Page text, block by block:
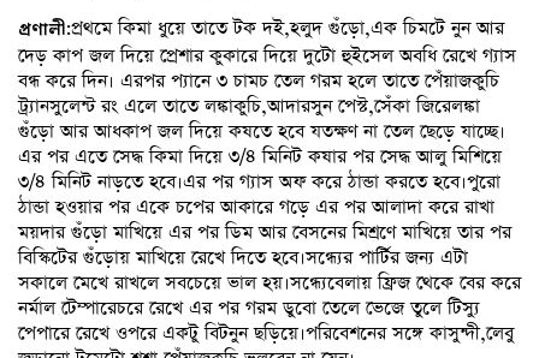
প্রণালী:প্রথমে কিমা ধুয়ে তাতে টক দই,হলুদ গুঁড়ো,এক চিমটে নুন আর
দেড় কাপ জল দিয়ে প্রেশার কুকারে দিয়ে দুটো হুইসেল অবধি রেখে গ্যাস
বন্ধ করে দিন। এরপর প্যানে ৩ চামচ তেল গরম হলে তাতে পেঁয়াজকুচি
ট্র্যানসুলেন্ট রং এলে তাতে লঙ্কাকুচি,আদারসুন পেস্ট,সেঁকা জিরেলঙ্কা
গুঁড়ো আর আধকাপ জল দিয়ে কষতে হবে যতক্ষণ না তেল ছেড়ে যাচ্ছে।
এর পর এতে সেদ্ধ কিমা দিয়ে ৩/৪ মিনিট কষার পর সেদ্ধ আলু মিশিয়ে
৩/৪ মিনিট নাড়তে হবে।এর পর গ্যাস অফ করে ঠান্ডা করতে হবে।পুরো
ঠান্ডা হওয়ার পর একে চপের আকারে গড়ে এর পর আলাদা করে রাখা
ময়দার গুঁড়ো মাখিয়ে এর পর ডিম আর বেসনের মিশ্রণে মাখিয়ে তার পর
বিস্কিটের গুঁড়োয় মাখিয়ে রেখে দিতে হবে।সন্ধ্যের পার্টির জন্য এটা
সকালে মেখে রাখলে সবচেয়ে ভাল হয়।সন্ধ্যেবেলায় ফ্রিজ থেকে বের করে
নর্মাল টেম্পারেচরে রেখে এর পর গরম ডুবো তেলে ভেজে তুলে টিস্যু
পেপারে রেখে ওপরে একটু বিটনুন ছড়িয়ে।পরিবেশনের সঙ্গে কাসুন্দী,লেবু